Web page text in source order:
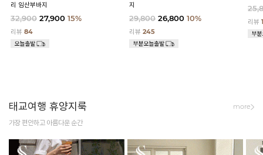
리 임산부바지
32,900 27,900 15%
리뷰 84
지
29,800 26,800 10%
리뷰245
리뷰
태교여행 휴양지룩
가장 편안하고 아름다운 순간
more